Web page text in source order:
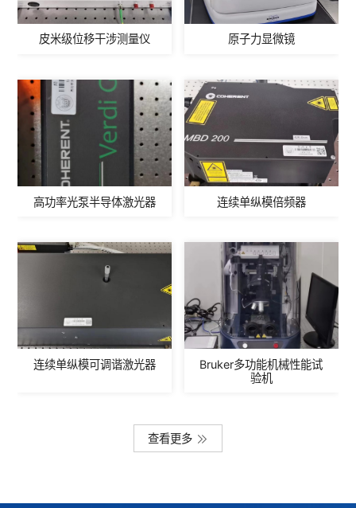
皮米级位移干涉测量仪 原子力显微镜
高功率光泵半导体激光器 连续单纵模倍频器
连续单纵模可调谐激光器
Bruker多功能机械性能试
验机
查看更多